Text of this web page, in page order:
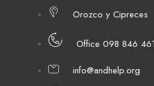
Orozco y Cipreces
Office 098 846
info@andhelp.org